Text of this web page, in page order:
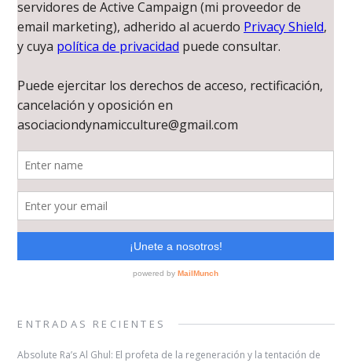
ENTRADAS RECIENTES
Absolute Ra’s Al Ghul: El profeta de la regeneración y la tentación de